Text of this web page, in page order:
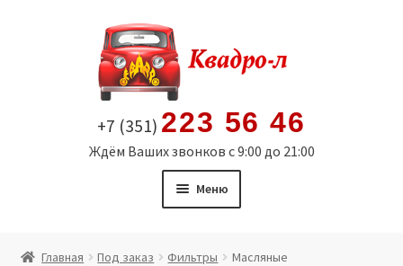
содержимому
+7 (351) 223 56 46
Ждём Ваших звонков с 9:00 до 21:00
Меню
Главная Под заказ Фильтры Масляные